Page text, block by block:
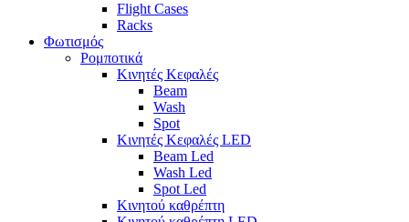
Flight Cases
Racks
Φωτισμός
Ρομποτικά
Κινητές Κεφαλές
Beam
Wash
Spot
Κινητές Κεφαλές LED
Beam Led
Wash Led
Spot Led
Κινητού καθρέπτη